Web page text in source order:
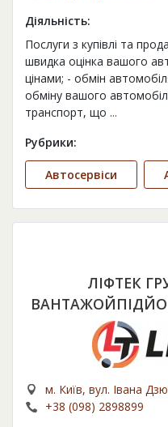
Діяльність:
Послуги з купівлі та
швидка оцінка вашого
цінами; - обмін
обміну вашого
транспорт, що ...
Рубрики:
Автосервіси
ЛІФТЕК
м. Київ, вул. Івана
+38 (098) 2898899